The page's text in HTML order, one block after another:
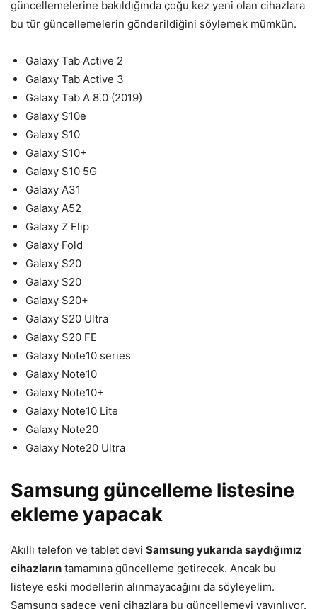
güncellemelerine bakıldığında çoğu kez yeni olan cihazlara
bu tür güncellemelerin gönderildiğini söylemek mümkün.
Galaxy Tab Active 2
Galaxy Tab Active 3
Galaxy Tab A 8.0 (2019)
Galaxy S10e
Galaxy S10
Galaxy S10+
Galaxy S10 5G
Galaxy A31
Galaxy A52
Galaxy Z Flip
Galaxy Fold
Galaxy S20
Galaxy S20
Galaxy S20+
Galaxy S20 Ultra
Galaxy S20 FE
Galaxy Note10 series
Galaxy Note10
Galaxy Note10+
Galaxy Note10 Lite
Galaxy Note20
Galaxy Note20 Ultra
Samsung güncelleme listesine
ekleme yapacak
Akıllı telefon ve tablet devi Samsung yukarıda saydığımız
cihazların tamamına güncelleme getirecek. Ancak bu
listeye eski modellerin alınmayacağını da söyleyelim.
Samsung sadece yeni cihazlara bu güncellemeyi yayınlıyor.